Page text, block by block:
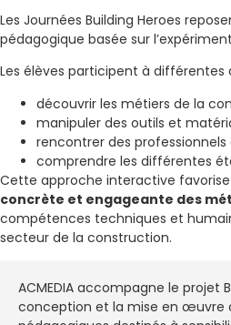
Les Journées Building Heroes
pédagogique basée sur
Les élèves participent à
découvrir les métiers de la
manipuler des outils et
rencontrer des
comprendre les différentes
Cette approche interactive
concrète et engageante des
compétences techniques et
secteur de la construction.
ACMEDIA accompagne le projet
conception et la mise en œuvre